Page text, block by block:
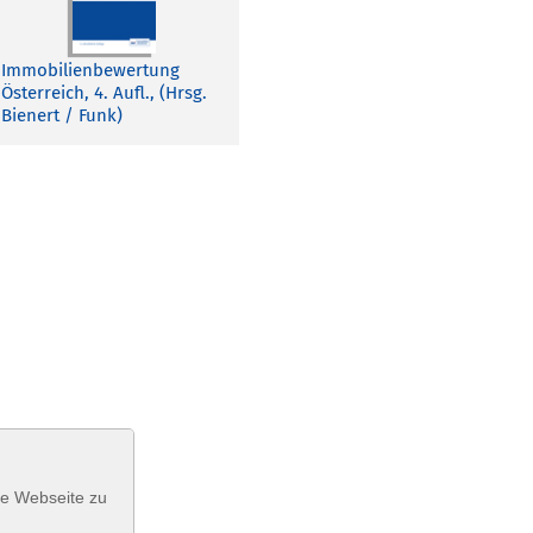
Immobilienbewertung
Österreich, 4. Aufl., (Hrsg.
Bienert / Funk)
Webseite zu